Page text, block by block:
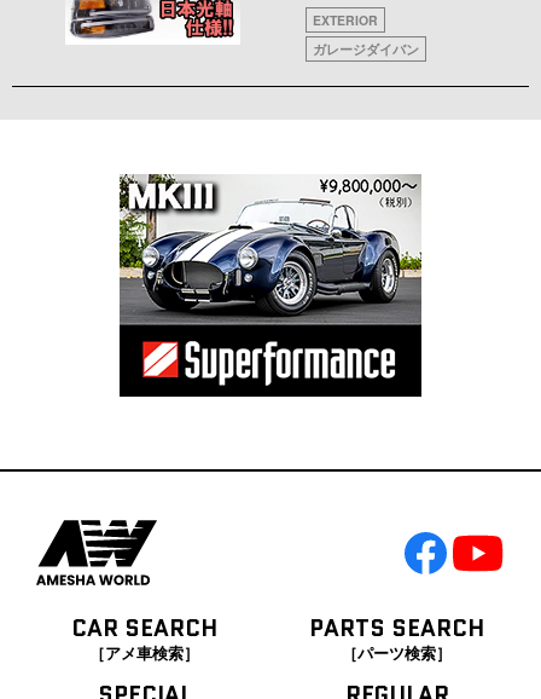
EXTERIOR
ガレージダイバン
CAR SEARCH
［アメ車検索］
PARTS SEARCH
［パーツ検索］